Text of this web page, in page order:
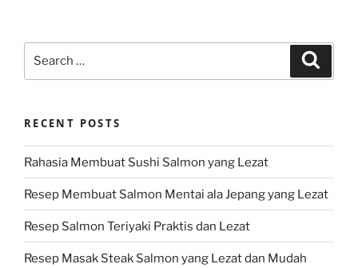
RECENT POSTS
Rahasia Membuat Sushi Salmon yang Lezat
Resep Membuat Salmon Mentai ala Jepang yang Lezat
Resep Salmon Teriyaki Praktis dan Lezat
Resep Masak Steak Salmon yang Lezat dan Mudah